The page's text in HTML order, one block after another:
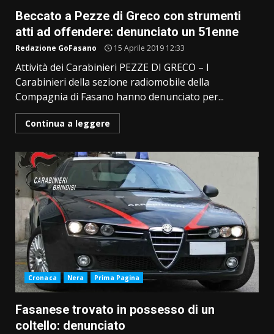
Beccato a Pezze di Greco con strumenti
atti ad offendere: denunciato un 51enne
Redazione GoFasano 15 Aprile 2019 12:33
Attività dei Carabinieri PEZZE DI GRECO – I
Carabinieri della sezione radiomobile della
Compagnia di Fasano hanno denunciato per...
Continua a leggere
Cronaca Nera Prima Pagina
Fasanese trovato in possesso di un
coltello: denunciato